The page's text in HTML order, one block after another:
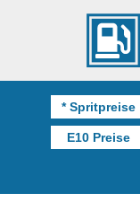
* Spritpreise
E10 Preise